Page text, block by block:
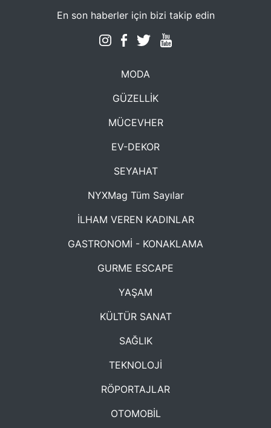
En son haberler için bizi takip edin
MODA
GÜZELLİK
MÜCEVHER
EV-DEKOR
SEYAHAT
NYXMag Tüm Sayılar
İLHAM VEREN KADINLAR
GASTRONOMİ - KONAKLAMA
GURME ESCAPE
YAŞAM
KÜLTÜR SANAT
SAĞLIK
TEKNOLOJİ
RÖPORTAJLAR
OTOMOBİL